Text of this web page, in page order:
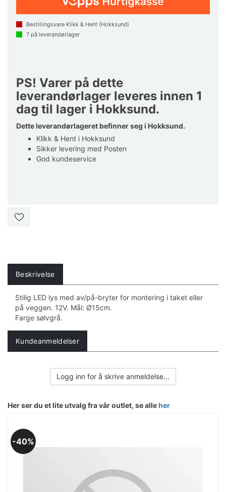
Bestillingsvare Klikk & Hent (Hokksund)
7 på leverandørlager
PS! Varer på dette
leverandørlager leveres innen 1
dag til lager i Hokksund.
Dette leverandørlageret befinner seg i Hokksund.
Klikk & Hent i Hokksund
Sikker levering med Posten
God kundeservice
Beskrivelse
Stilig LED lys med av/på-bryter for montering i taket eller
på veggen. 12V. Mål: Ø15cm.
Farge sølvgrå.
Kundeanmeldelser
Logg inn for å skrive anmeldelse...
Her ser du et lite utvalg fra vår outlet, se alleher
40%